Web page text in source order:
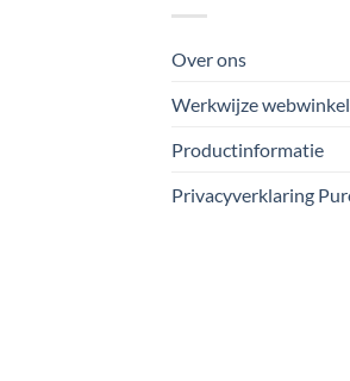
Over ons
Werkwijze
Productinformatie
Privacyverklaring